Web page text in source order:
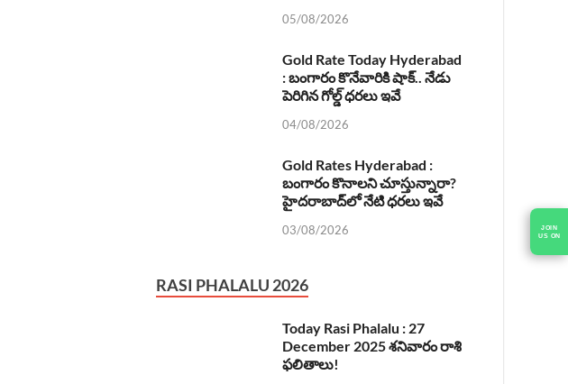
05/08/2026
Gold Rate Today Hyderabad
: బంగారం కొనేవారికి షాక్.. నేడు
పెరిగిన గోల్డ్ ధరలు ఇవే
04/08/2026
Gold Rates Hyderabad :
బంగారం కొనాలని చూస్తున్నారా?
హైదరాబాద్‌లో నేటి ధరలు ఇవే
03/08/2026
RASI PHALALU 2026
Today Rasi Phalalu : 27
December 2025 శనివారం రాశి
ఫలితాలు!